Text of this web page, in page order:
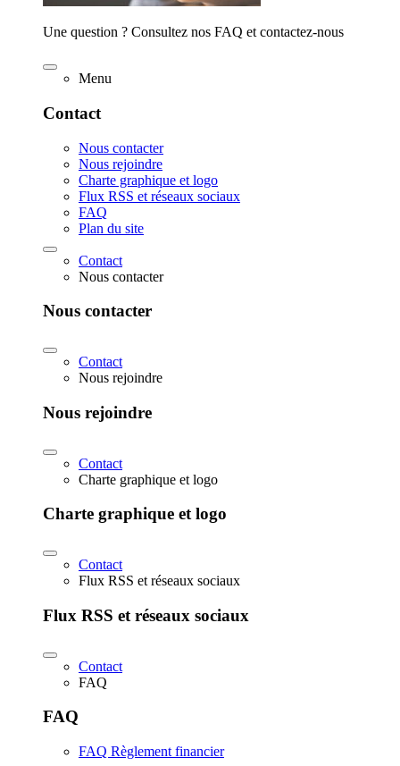
Une question ? Consultez nos FAQ et contactez-nous
Menu
Contact
Nous contacter
Nous rejoindre
Charte graphique et logo
Flux RSS et réseaux sociaux
FAQ
Plan du site
Contact
Nous contacter
Nous contacter
Contact
Nous rejoindre
Nous rejoindre
Contact
Charte graphique et logo
Charte graphique et logo
Contact
Flux RSS et réseaux sociaux
Flux RSS et réseaux sociaux
Contact
FAQ
FAQ
FAQ Règlement financier